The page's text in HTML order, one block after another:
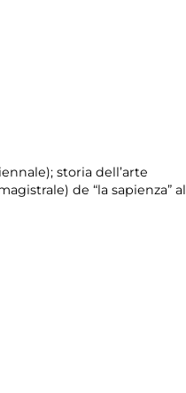
storia dell’arte
de “la sapienza” al